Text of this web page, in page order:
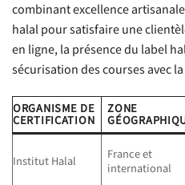
combinant excellence
halal pour satisfaire une
en ligne, la présence du label
sécurisation des courses avec
ORGANISME DE
CERTIFICATION
ZONE
Institut Halal
France et
international